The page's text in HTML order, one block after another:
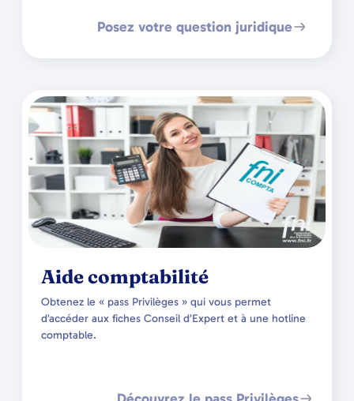
Posez votre question juridique
Aide comptabilité
Obtenez le « pass Privilèges » qui vous permet
d’accéder aux fiches Conseil d’Expert et à une hotline
comptable.